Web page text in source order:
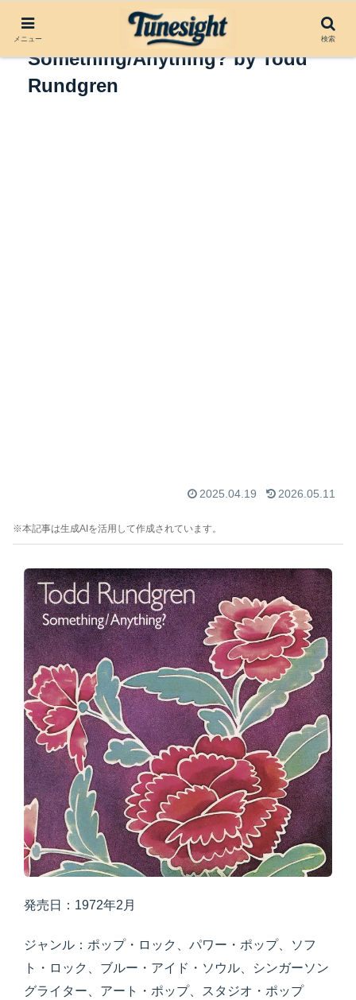
アルバムレビュー：
Something/Anything? by Todd
Rundgren
2025.04.19 2026.05.11
※本記事は生成AIを活用して作成されています。
発売日：1972年2月
ジャンル：ポップ・ロック、パワー・ポップ、ソフ
ト・ロック、ブルー・アイド・ソウル、シンガーソン
グライター、アート・ポップ、スタジオ・ポップ
メニュー 検索